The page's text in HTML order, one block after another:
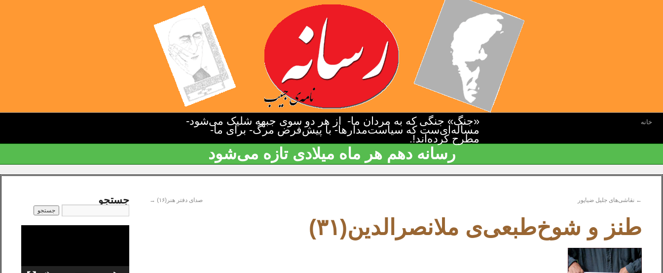
خانه «جنگ» جنگی که به مردان ما- از هر دو سوی جبهه شلیک می‌شود-
مسأله‌ای‌ست که سیاست‌مدارها- با پیش‌فرض مرگ- برای ما-
مطرح کرده‌اند!.
رسانه دهم هر ماه میلادی تازه می‌شود
← نقاشی‌های جلیل ضیاپور صدای دفتر هنر(۱۶) →
طنز و شوخ‌طبعی‌ی ملانصرالدین(۳۱)
جستجو